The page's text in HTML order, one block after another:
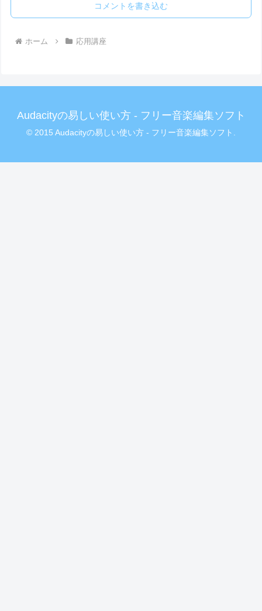
コメントを書き込む
ホーム 応用講座
Audacityの易しい使い方 - フリー音楽編集ソフト
© 2015 Audacityの易しい使い方 - フリー音楽編集ソフト.